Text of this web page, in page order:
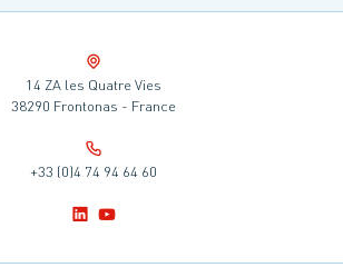
14 ZA les Quatre Vies
38290 Frontonas - France
+33 (0)4 74 94 64 60